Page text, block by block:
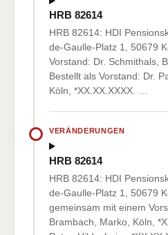
HRB 82614
HRB 82614: HDI
de-Gaulle-Platz 1, 50679
Vorstand: Dr. Schmithals,
Bestellt als Vorstand: Dr.
Köln, *XX.XX.XXXX. …
VERÄNDERUNGEN
HRB 82614
HRB 82614: HDI
de-Gaulle-Platz 1, 50679
gemeinsam mit einem
Brambach, Marko, Köln,